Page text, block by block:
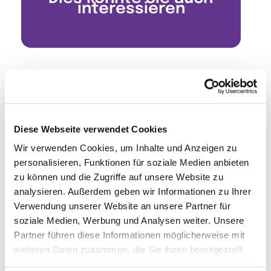
Diese Webseite verwendet Cookies
Wir verwenden Cookies, um Inhalte und Anzeigen zu
personalisieren, Funktionen für soziale Medien anbieten
zu können und die Zugriffe auf unsere Website zu
analysieren. Außerdem geben wir Informationen zu Ihrer
Verwendung unserer Website an unsere Partner für
soziale Medien, Werbung und Analysen weiter. Unsere
Partner führen diese Informationen möglicherweise mit
weiteren Daten zusammen, die Sie ihnen bereitgestellt
interessieren